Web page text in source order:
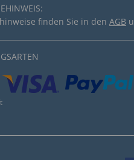
finden Sie in den AGB